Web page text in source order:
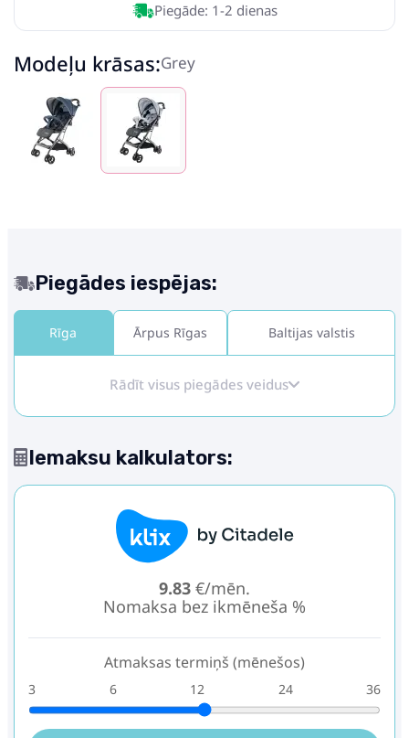
Piegāde: 1-2 dienas
Modeļu krāsas:Grey
Piegādes iespējas:
Rīga Ārpus Rīgas Baltijas valstis
Rādīt visus piegādes veidus
Iemaksu kalkulators:
9.83 €/mēn.
Nomaksa bez ikmēneša %
Atmaksas termiņš (mēnešos)
3 6 12 24 36